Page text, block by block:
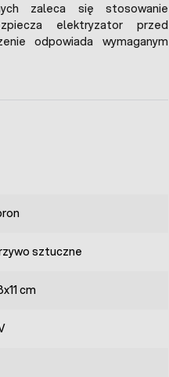
zaleca się stosowanie
elektryzator przed
odpowiada wymaganym
sztuczne
cm